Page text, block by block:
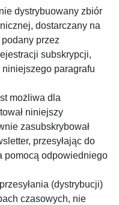
dystrybuowany zbiór
dostarczany na
przez
subskrypcji,
paragrafu
możliwa dla
niniejszy
zasubskrybował
przesyłając do
pomocą odpowiedniego
(dystrybucji)
czasowych, nie